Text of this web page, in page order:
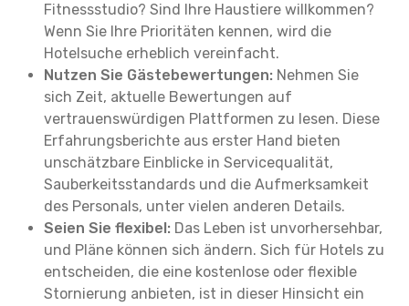
Fitnessstudio? Sind Ihre Haustiere willkommen?
Wenn Sie Ihre Prioritäten kennen, wird die
Hotelsuche erheblich vereinfacht.
Nutzen Sie Gästebewertungen: Nehmen Sie
sich Zeit, aktuelle Bewertungen auf
vertrauenswürdigen Plattformen zu lesen. Diese
Erfahrungsberichte aus erster Hand bieten
unschätzbare Einblicke in Servicequalität,
Sauberkeitsstandards und die Aufmerksamkeit
des Personals, unter vielen anderen Details.
Seien Sie flexibel: Das Leben ist unvorhersehbar,
und Pläne können sich ändern. Sich für Hotels zu
entscheiden, die eine kostenlose oder flexible
Stornierung anbieten, ist in dieser Hinsicht ein